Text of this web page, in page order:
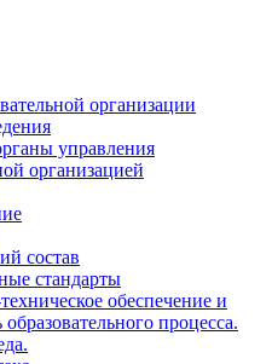
организации
управления
организацией
состав
стандарты
обеспечение и
процесса.